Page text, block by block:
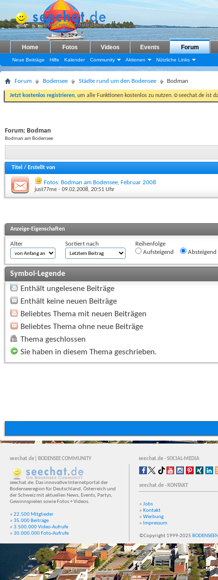
Home Fotos Videos Events Forum
Neue Beiträge Hilfe Kalender Community Aktionen Nützliche Links
Forum Bodensee Städte rund um den Bodensee Bodman
Jetzt kostenlos registrieren, um alle Funktionen kostenlos zu nutzen.☺seechat.de ist
Forum: Bodman
Bodman am Bodensee
Titel / Erstellt von
Fotos: Bodman am Bodensee, Februar 2008
just77me - 09.02.2008, 20:51 Uhr
Anzeige-Eigenschaften
Alter Sortiert nach
Reihenfolge
Aufsteigend
Absteigend
Symbol-Legende
Enthält ungelesene Beiträge
Enthält keine neuen Beiträge
Beliebtes Thema mit neuen Beiträgen
Beliebtes Thema ohne neue Beiträge
Thema geschlossen
Sie haben in diesem Thema geschrieben.
seechat.de| BODENSEE COMMUNITY seechat.de - SOCIAL-MEDIA
seechat.de: Das innovative Internetportal der
Bodenseeregion für Deutschland, Österreich und
der Schweiz mit aktuellen News, Events, Partys,
Gewinnspielen sowie Fotos + Videos.
» 22.500 Mitglieder
» 35.000 Beiträge
» 3.500.000 Video-Aufrufe
» 30.000.000 Foto-Aufrufe
seechat.de - KONTAKT
» Jobs
» Kontakt
» Werbung
» Impressum
©Copyright 1999-2025